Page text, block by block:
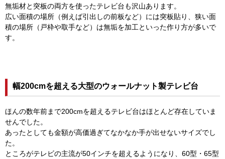
無垢材と突板の両方を使ったテレビ台も沢山あります。
広い面積の場所（例えば引出しの前板など）には突板貼り、狭い面
積の場所（戸枠や取手など）は無垢を加工といった作り方が多いで
す。
幅200cmを超える大型のウォールナット製テレビ台
ほんの数年前まで200cmを超えるテレビ台はほとんど存在していま
せんでした。
あったとしても金額が高価過ぎてなかなか手が出せないサイズでし
た。
ところがテレビの主流が50インチを超えるようになり、60型・65型